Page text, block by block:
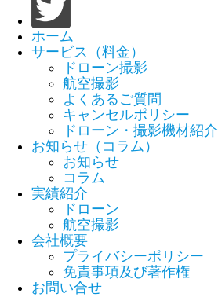
ホーム
サービス（料金）
ドローン撮影
航空撮影
よくあるご質問
キャンセルポリシー
ドローン・撮影機材紹介
お知らせ（コラム）
お知らせ
コラム
実績紹介
ドローン
航空撮影
会社概要
プライバシーポリシー
免責事項及び著作権
お問い合せ